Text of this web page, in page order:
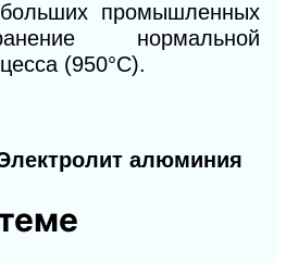
промышленных
нормальной
(950°С).
алюминия